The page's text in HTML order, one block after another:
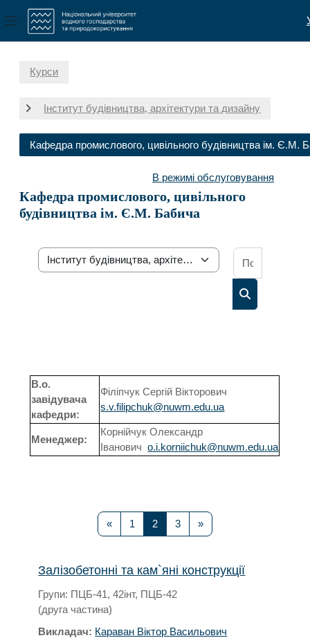
Бокова панель
Курси
Інститут будівництва, архітектури та дизайну
Кафедра промислового, цивільного будівництва ім. Є.М.
В режимі обслуговування
Кафедра промислового, цивільного
будівництва ім. Є.М. Бабича
Категорії курсів
В.о.
завідувача
кафедри:
Філіпчук Сергій Вікторович
s.v.filipchuk@nuwm.edu.ua
Менеджер:
Корнійчук Олександр
Івановичo.i.korniichuk@nuwm.edu.ua
«Попередня сторінка
1 Сторінка 1
2Сторінка 2
3Сторінка 3
»Наступна сторінка
Залізобетонні та кам`яні конструкції
Групи: ПЦБ-41, 42інт, ПЦБ-42
(друга частина)
Викладач: Караван Віктор Васильович